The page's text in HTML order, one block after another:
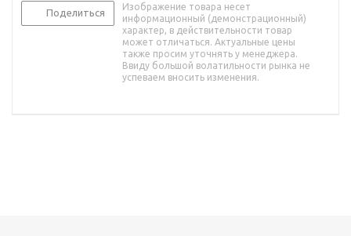
Поделиться
Изображение товара несет
информационный (демонстрационный)
характер, в действительности товар
может отличаться. Актуальные цены
также просим уточнять у менеджера.
Ввиду большой волатильности рынка не
успеваем вносить изменения.